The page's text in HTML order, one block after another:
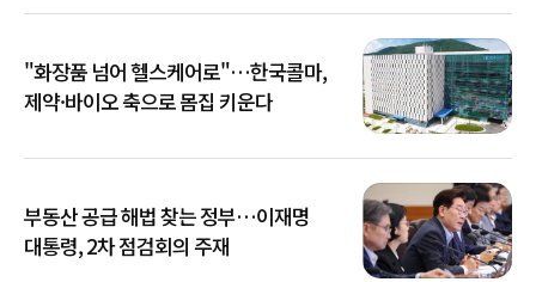
"화장품 넘어 헬스케어로"…한국콜마,
제약·바이오 축으로 몸집 키운다
부동산 공급 해법 찾는 정부…이재명
대통령, 2차 점검회의 주재